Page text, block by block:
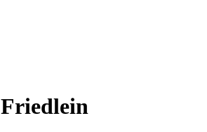
Friedlein